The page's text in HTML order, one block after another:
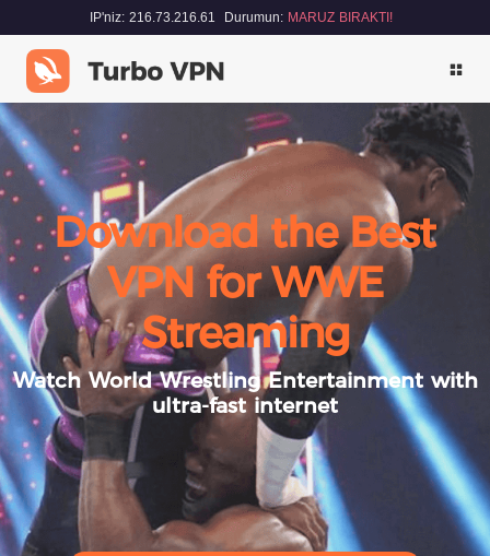
IP'niz: 216.73.216.61 Durumun: MARUZ BIRAKTI!
Download the Best
VPN for WWE
Streaming
Watch World Wrestling Entertainment with
ultra-fast internet